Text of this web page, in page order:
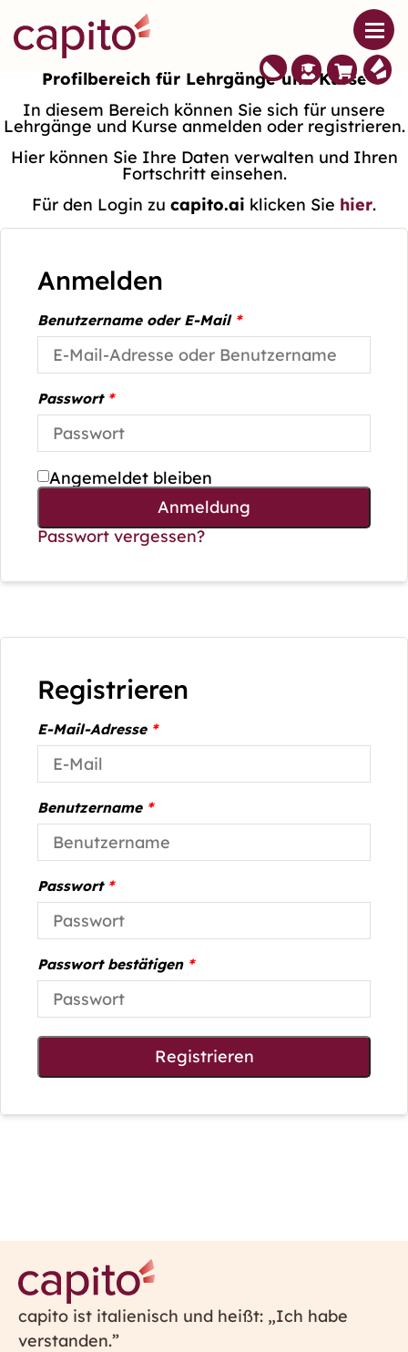
Profilbereich für Lehrgänge und Kurse
In diesem Bereich können Sie sich für unsere
Lehrgänge und Kurse anmelden oder registrieren.
Hier können Sie Ihre Daten verwalten und Ihren
Fortschritt einsehen.
Für den Login zu capito.ai klicken Sie hier.
Anmelden
Benutzername oder E-Mail *
Passwort *
Angemeldet bleiben
Anmeldung
Passwort vergessen?
Registrieren
E-Mail-Adresse *
Benutzername *
Passwort *
Passwort bestätigen *
Registrieren
capito ist italienisch und heißt: „Ich habe
verstanden.”